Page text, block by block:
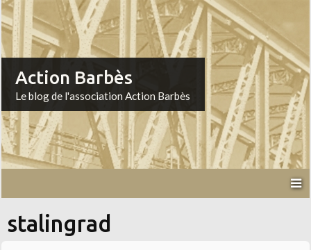
Action Barbès
Le blog de l'association Action Barbès
stalingrad